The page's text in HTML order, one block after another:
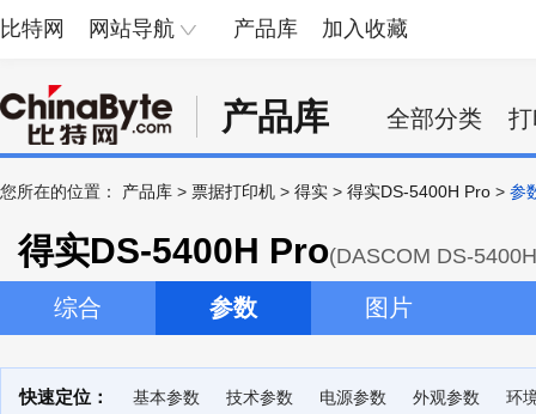
比特网 网站导航 产品库 加入收藏
产品库 全部分类
您所在的位置： 产品库 > 票据打印机 > 得实 > 得实DS-5400H Pro > 参
得实DS-5400H Pro(DASCOM DS-
综合 参数 图片
快速定位： 基本参数 技术参数 电源参数 外观参数 环